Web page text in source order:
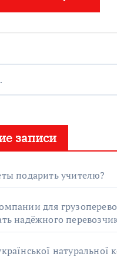
записи
подарить учителю?
для
надёжного
натуральної